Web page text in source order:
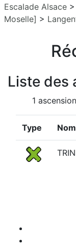
Escalade Alsace >
Moselle] >
Liste des
1
Type